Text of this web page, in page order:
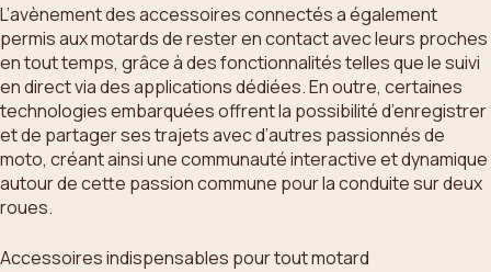
L’avènement des accessoires connectés a également
permis aux motards de rester en contact avec leurs proches
en tout temps, grâce à des fonctionnalités telles que le suivi
en direct via des applications dédiées. En outre, certaines
technologies embarquées offrent la possibilité d’enregistrer
et de partager ses trajets avec d’autres passionnés de
moto, créant ainsi une communauté interactive et dynamique
autour de cette passion commune pour la conduite sur deux
roues.
Accessoires indispensables pour tout motard